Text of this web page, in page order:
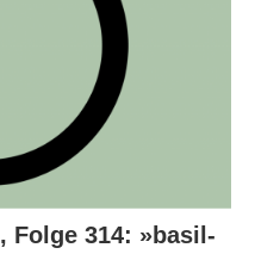
Folge 314: »basil-